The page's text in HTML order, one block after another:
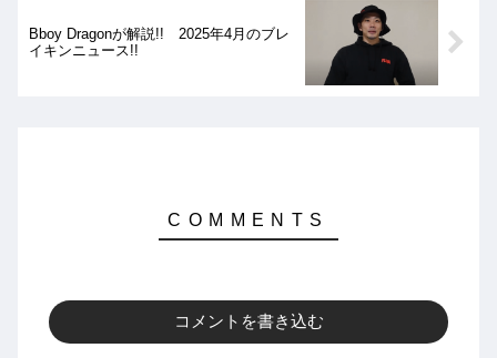
Bboy Dragonが解説!! 2025年4月のブレ
イキンニュース!!
コメントを書き込む